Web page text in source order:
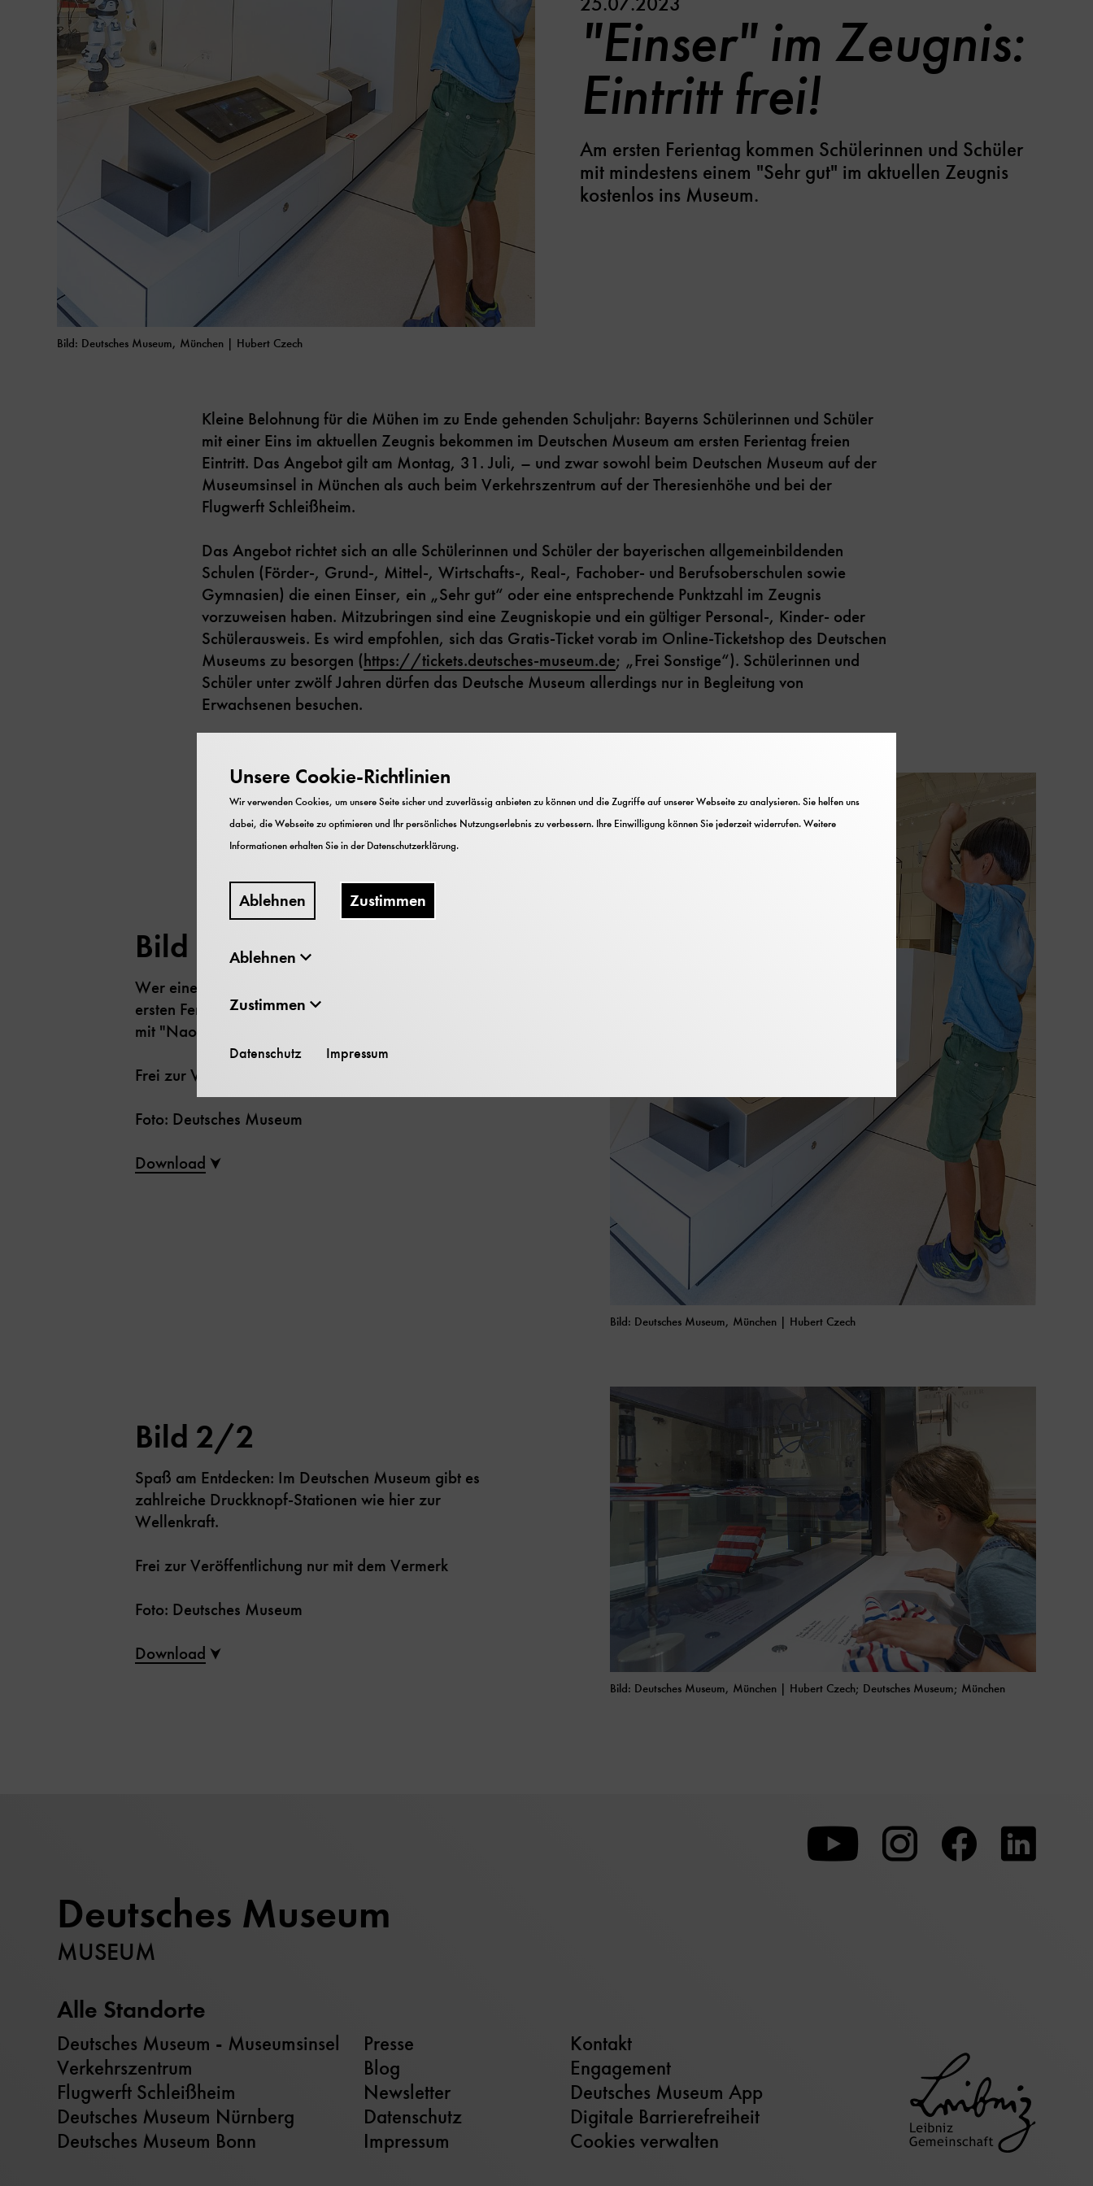
Bild: Deutsches Museum, München | Hubert Czech
"Einser" im Zeugnis:
Eintritt frei!
Am ersten Ferientag kommen Schülerinnen und Schüler
mit mindestens einem "Sehr gut" im aktuellen Zeugnis
kostenlos ins Museum.
Kleine Belohnung für die Mühen im zu Ende gehenden Schuljahr: Bayerns Schülerinnen und Schüler
mit einer Eins im aktuellen Zeugnis bekommen im Deutschen Museum am ersten Ferientag freien
Eintritt. Das Angebot gilt am Montag, 31. Juli, – und zwar sowohl beim Deutschen Museum auf der
Museumsinsel in München als auch beim Verkehrszentrum auf der Theresienhöhe und bei der
Flugwerft Schleißheim.
Das Angebot richtet sich an alle Schülerinnen und Schüler der bayerischen allgemeinbildenden
Schulen (Förder-, Grund-, Mittel-, Wirtschafts-, Real-, Fachober- und Berufsoberschulen sowie
Gymnasien) die einen Einser, ein „Sehr gut“ oder eine entsprechende Punktzahl im Zeugnis
vorzuweisen haben. Mitzubringen sind eine Zeugniskopie und ein gültiger Personal-, Kinder- oder
Schülerausweis. Es wird empfohlen, sich das Gratis-Ticket vorab im Online-Ticketshop des Deutschen
Museums zu besorgen (https://tickets.deutsches-museum.de; „Frei Sonstige“). Schülerinnen und
Schüler unter zwölf Jahren dürfen das Deutsche Museum allerdings nur in Begleitung von
Erwachsenen besuchen.
Bild: Deutsches Museum, München | Hubert Czech
Bild 1/2
Wer einen "Einser" im Jahreszeugnis hat, kann am
ersten Ferientag kostenlos unter anderem zum Spielen
mit "Nao" ins Museum kommen.
Frei zur Veröffentlichung nur mit dem Vermerk
Foto: Deutsches Museum
Download
Bild: Deutsches Museum, München | Hubert Czech; Deutsches Museum; München
Bild 2/2
Spaß am Entdecken: Im Deutschen Museum gibt es
zahlreiche Druckknopf-Stationen wie hier zur
Wellenkraft.
Frei zur Veröffentlichung nur mit dem Vermerk
Foto: Deutsches Museum
Download
Deutsches Museum
MUSEUM
Alle Standorte
Deutsches Museum - Museumsinsel
Verkehrszentrum
Flugwerft Schleißheim
Deutsches Museum Nürnberg
Deutsches Museum Bonn
Presse
Blog
Newsletter
Datenschutz
Impressum
Kontakt
Engagement
Deutsches Museum App
Digitale Barrierefreiheit
Cookies verwalten
Zu
unserer
Zu
unserer
Zu
unserer
Unsere Cookie-Richtlinien
Wir verwenden Cookies, um unsere Seite sicher und zuverlässig anbieten zu können und die Zugriffe auf unserer Webseite zu analysieren. Sie helfen uns
dabei, die Webseite zu optimieren und Ihr persönliches Nutzungserlebnis zu verbessern. Ihre Einwilligung können Sie jederzeit widerrufen. Weitere
Informationen erhalten Sie in derDatenschutzerklärung.
Ablehnen Zustimmen
Ablehnen
Zustimmen
Datenschutz Impressum